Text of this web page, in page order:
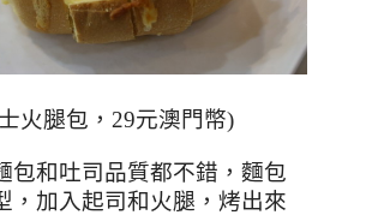
火腿包， 29元澳門幣)
包和吐司品質都不錯，麵包
，加入起司和火腿，烤出來